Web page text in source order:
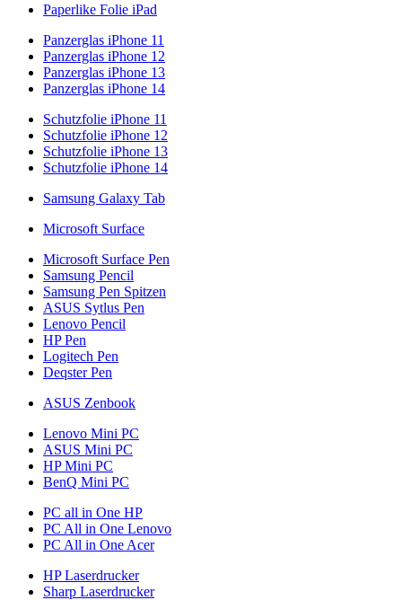
Paperlike Folie iPad
Panzerglas iPhone 11
Panzerglas iPhone 12
Panzerglas iPhone 13
Panzerglas iPhone 14
Schutzfolie iPhone 11
Schutzfolie iPhone 12
Schutzfolie iPhone 13
Schutzfolie iPhone 14
Samsung Galaxy Tab
Microsoft Surface
Microsoft Surface Pen
Samsung Pencil
Samsung Pen Spitzen
ASUS Sytlus Pen
Lenovo Pencil
HP Pen
Logitech Pen
Deqster Pen
ASUS Zenbook
Lenovo Mini PC
ASUS Mini PC
HP Mini PC
BenQ Mini PC
PC all in One HP
PC All in One Lenovo
PC All in One Acer
HP Laserdrucker
Sharp Laserdrucker